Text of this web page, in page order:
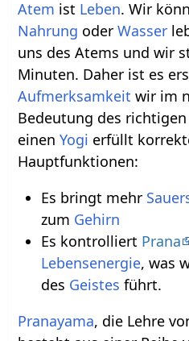
Atem ist Leben. Wir
Nahrung oderWasser
uns des Atems und wir
Minuten. Daher ist es
Aufmerksamkeit wir im
Bedeutung des
einenYogi erfüllt
Hauptfunktionen:
Es bringt mehr
zum Gehirn
Es kontrolliert Prana
Lebensenergie, was
des Geistes führt.
Pranayama, die Lehre